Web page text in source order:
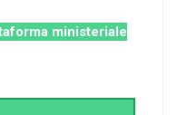
ministeriale